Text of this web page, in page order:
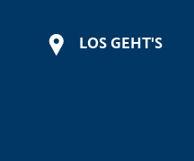
LOS GEHT'S